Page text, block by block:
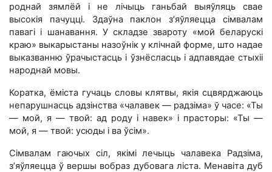
роднай зямлёй і не лічыць ганьбай выяўляць свае
высокія пачуцці. Здаўна паклон з’яўляецца сімвалам
павагі і шанавання. У складзе звароту «мой беларускі
краю» выкарыстаны назоўнік у клічнай форме, што надае
выказванню ўрачыстасць і ўзнёсласць і адпавядае стыхіі
народнай мовы.
Коратка, ёміста гучаць словы клятвы, якія сцвярджаюць
непарушнасць адзінства «чалавек — радзіма» ў часе: «Ты
— мой, я — твой: ад роду і навек» і прасторы: «Ты —
мой, я — твой: усюды і ва ўсім».
Сімвалам гаючых сіл, якімі лечыць чалавека Радзіма,
з’яўляецца ў вершы вобраз дубовага ліста. Менавіта дуб